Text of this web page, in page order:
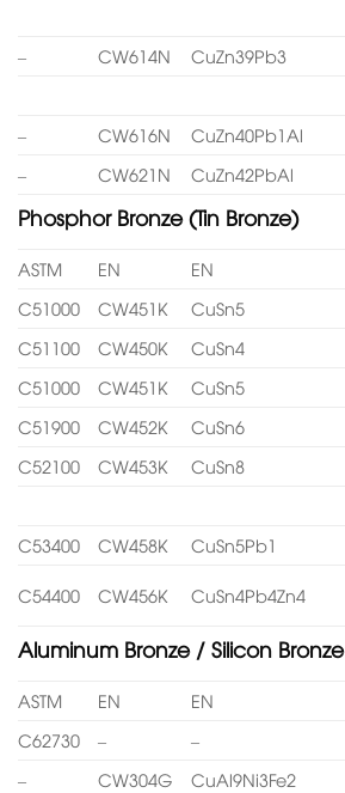
– CW614N CuZn39Pb3
– CW616N CuZn40Pb1Al
–
CW621N CuZn42PbAl
Phosphor Bronze (Tin Bronze)
ASTM EN EN
C51000
CW451K CuSn5
C51100
CW450K CuSn4
C51000
CW451K CuSn5
C51900
CW452K CuSn6
C52100
CW453K CuSn8
C53400 CW458K CuSn5Pb1
C54400 CW456K CuSn4Pb4Zn4
Aluminum Bronze / Silicon Bronze
ASTM EN EN
C62730
– –
–
CW304G CuAl9Ni3Fe2